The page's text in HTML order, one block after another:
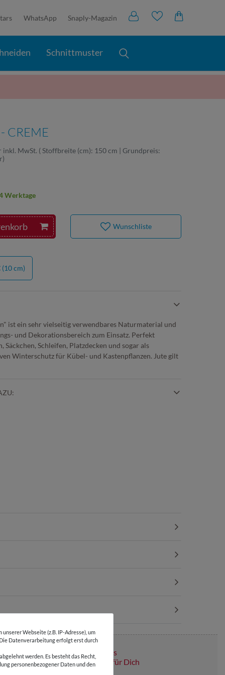
WhatsApp Snaply-Magazin
Schnittmuster
CREME
inkl. MwSt. ( Stoffbreite (cm): 150 cm | Grundpreis:
)
Werktage
Wunschliste
(10 cm)
ist ein sehr vielseitig verwendbares Naturmaterial und
und Dekorationsbereich zum Einsatz. Perfekt
Schleifen, Platzdecken und sogar als
Winterschutz für Kübel- und Kastenpflanzen. Jute gilt
Über 110 Gratis
Schnittmuster für Dich
Webseite (z.B. IP-Adresse), um
Datenverarbeitung erfolgt erst durch
werden. Es besteht das Recht,
personenbezogener Daten und den